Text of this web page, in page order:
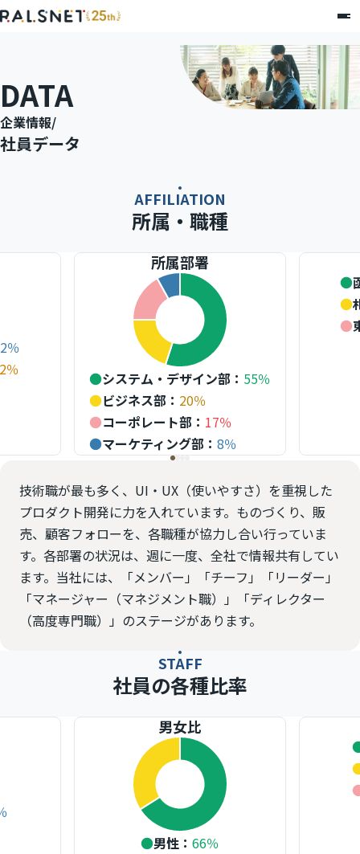
企業情報/
社員データ
DATA
所属・職種
AFFILIATION
所属部署
●システム・デザイン部 ： 55％
●ビジネス部 ： 20％
●コーポレート部 ： 17％
●マーケティング部 ： 8％
●
●
●
％
％
技術職が最も多く、UI・UX（使いやすさ）を重視した
プロダクト開発に力を入れています。ものづくり、販
売、顧客フォローを、各職種が協力し合い行っていま
す。各部署の状況は、週に一度、全社で情報共有してい
ます。当社には、「メンバー」「チーフ」「リーダー」
「マネージャー（マネジメント職）」「ディレクター
（高度専門職）」のステージがあります。
社員の各種比率
STAFF
男女比
●男性 ： 66％